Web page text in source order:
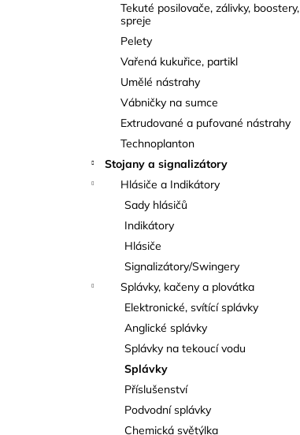
Tekuté posilovače, zálivky, boostery,
spreje
Pelety
Vařená kukuřice, partikl
Umělé nástrahy
Vábničky na sumce
Extrudované a pufované nástrahy
Technoplanton
Stojany a signalizátory
Hlásiče a Indikátory
Sady hlásičů
Indikátory
Hlásiče
Signalizátory/Swingery
Splávky, kačeny a plovátka
Elektronické, svítící splávky
Anglické splávky
Splávky na tekoucí vodu
Splávky
Příslušenství
Podvodní splávky
Chemická světýlka